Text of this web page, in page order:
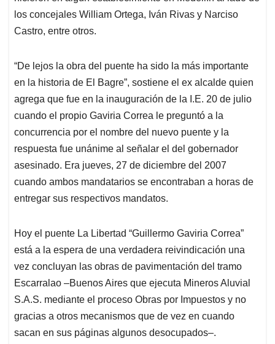
los concejales William Ortega, Iván Rivas y Narciso
Castro, entre otros.
“De lejos la obra del puente ha sido la más importante
en la historia de El Bagre”, sostiene el ex alcalde quien
agrega que fue en la inauguración de la I.E. 20 de julio
cuando el propio Gaviria Correa le preguntó a la
concurrencia por el nombre del nuevo puente y la
respuesta fue unánime al señalar el del gobernador
asesinado. Era jueves, 27 de diciembre del 2007
cuando ambos mandatarios se encontraban a horas de
entregar sus respectivos mandatos.
Hoy el puente La Libertad “Guillermo Gaviria Correa”
está a la espera de una verdadera reivindicación una
vez concluyan las obras de pavimentación del tramo
Escarralao –Buenos Aires que ejecuta Mineros Aluvial
S.A.S. mediante el proceso Obras por Impuestos y no
gracias a otros mecanismos que de vez en cuando
sacan en sus páginas algunos desocupados–.